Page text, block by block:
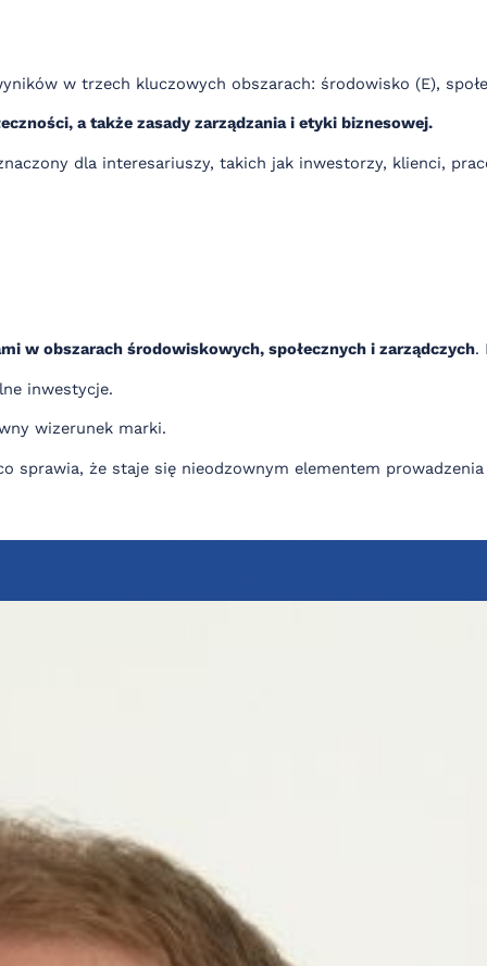
w trzech kluczowych obszarach: środowisko (E),
a także zasady zarządzania i etyki biznesowej.
dla interesariuszy, takich jak inwestorzy, klienci,
w obszarach środowiskowych, społecznych i zarządczych.
inwestycje.
wizerunek marki.
sprawia, że staje się nieodzownym elementem